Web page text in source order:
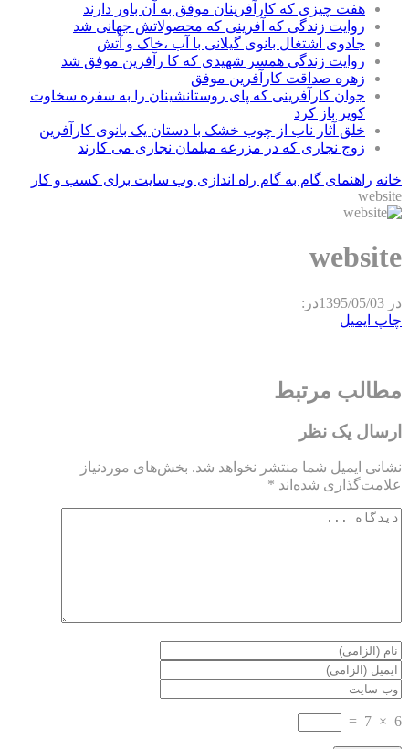
هفت چیزی که کارآفرینان موفق به آن باور دارند
روایت زندگی که آفرینی که محصولاتش جهانی شد
جادوی اشتغال بانوی گیلانی با آب ،خاک و آتش
روایت زندگی همسر شهیدی که کا رآفرین موفق شد
زهره صداقت کارآفرین موفق
جوان کارآفرینی که پای روستانشینان را به سفره سخاوت
کویر باز کرد
خلق آثار ناب از چوب خشک با دستان یک بانوی کارآفرین
زوج نجاری که در مزرعه مبلمان نجاری می کارند
خانه راهنمای گام به گام راه اندازی وب سایت برای کسب و کار
website
website
در 1395/05/03در:
چاپ ایمیل
مطالب مرتبط
ارسال یک نظر
نشانی ایمیل شما منتشر نخواهد شد. بخش‌های موردنیاز
علامت‌گذاری شده‌اند *
6
×
7
=